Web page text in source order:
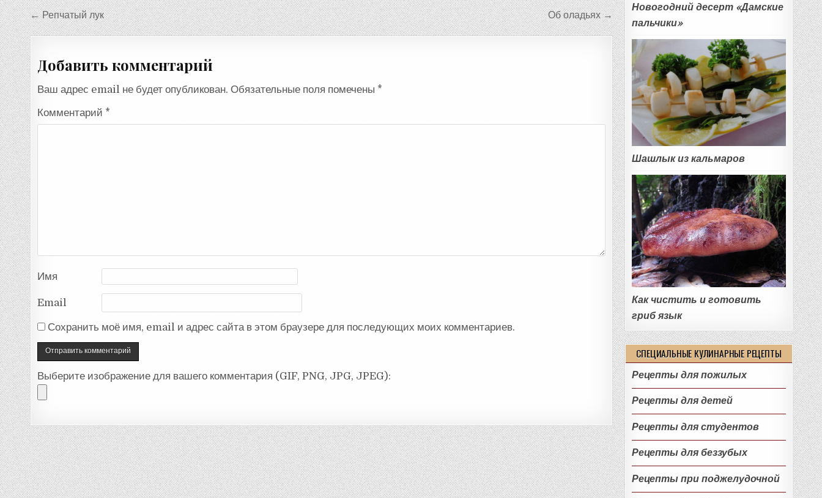
Навигация
по
записям
← Репчатый лук Об оладьях →
Добавить комментарий
Ваш адрес email не будет опубликован. Обязательные поля помечены *
Комментарий *
Имя
Email
Сохранить моё имя, email и адрес сайта в этом браузере для последующих моих комментариев.
Выберите изображение для вашего комментария (GIF, PNG, JPG, JPEG):
Новогодний десерт «Дамские
пальчики»
Шашлык из кальмаров
Как чистить и готовить
гриб язык
СПЕЦИАЛЬНЫЕ КУЛИНАРНЫЕ РЕЦЕПТЫ
Рецепты для пожилых
Рецепты для детей
Рецепты для студентов
Рецепты для беззубых
Рецепты при поджелудочной